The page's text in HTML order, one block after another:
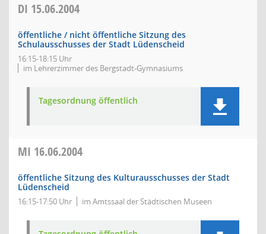
DI 15.06.2004
öffentliche / nicht öffentliche Sitzung des
Schulausschusses der Stadt Lüdenscheid
16:15-18:15 Uhr
im Lehrerzimmer des Bergstadt-Gymnasiums
Tagesordnung öffentlich
MI 16.06.2004
öffentliche Sitzung des Kulturausschusses der Stadt
Lüdenscheid
16:15-17:50 Uhr im Amtssaal der Städtischen Museen